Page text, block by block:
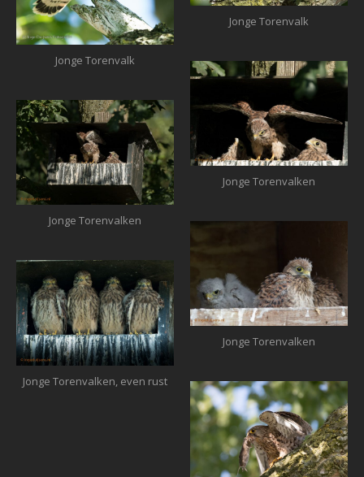
Jonge Torenvalk
Jonge Torenvalken
Jonge Torenvalken, even rust
Jonge Torenvalk
Jonge Torenvalken
Jonge Torenvalken